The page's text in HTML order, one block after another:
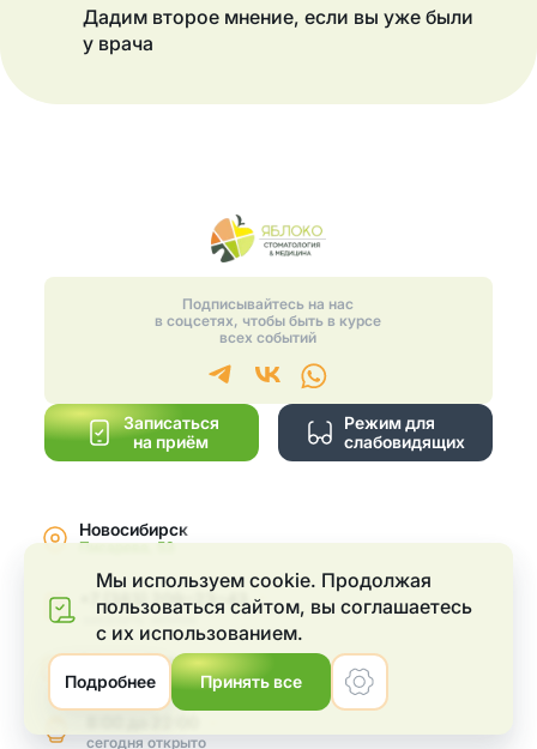
Дадим второе мнение, если вы уже были
у врача
Подписывайтесь на нас
в соцсетях, чтобы быть в курсе
всех событий
Режим для
слабовидящих
Записаться
на приём
Новосибирск
Писарева, 53
2 +7 (383) 209‒23‒43
заказать звонок
24open@applestom.ru
По всем вопросам
сегодняоткрыто
Мы используем cookie. Продолжая
пользоваться сайтом, вы соглашаетеcь
с их использованием.
Подробнее Принять все